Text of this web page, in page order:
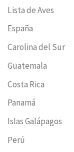
Lista de Aves
España
Carolina del Sur
Guatemala
Costa Rica
Panamá
Islas Galápagos
Perú